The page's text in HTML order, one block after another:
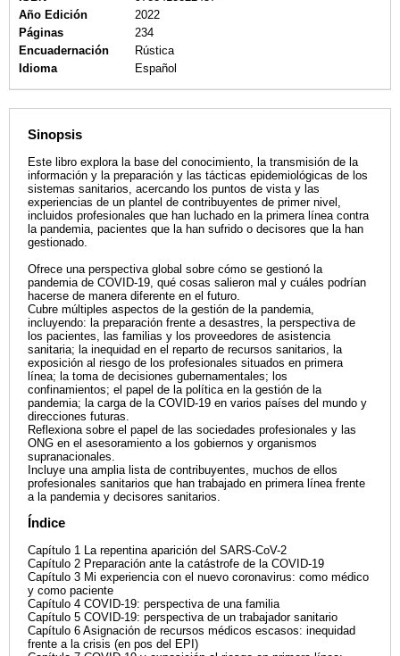
Año Edición
2022
Páginas
234
Encuadernación
Rústica
Idioma
Español
Sinopsis
Este libro explora la base del conocimiento, la transmisión de la
información y la preparación y las tácticas epidemiológicas de los
sistemas sanitarios, acercando los puntos de vista y las
experiencias de un plantel de contribuyentes de primer nivel,
incluidos profesionales que han luchado en la primera línea contra
la pandemia, pacientes que la han sufrido o decisores que la han
gestionado.
Ofrece una perspectiva global sobre cómo se gestionó la
pandemia de COVID-19, qué cosas salieron mal y cuáles podrían
hacerse de manera diferente en el futuro.
Cubre múltiples aspectos de la gestión de la pandemia,
incluyendo: la preparación frente a desastres, la perspectiva de
los pacientes, las familias y los proveedores de asistencia
sanitaria; la inequidad en el reparto de recursos sanitarios, la
exposición al riesgo de los profesionales situados en primera
línea; la toma de decisiones gubernamentales; los
confinamientos; el papel de la política en la gestión de la
pandemia; la carga de la COVID-19 en varios países del mundo y
direcciones futuras.
Reflexiona sobre el papel de las sociedades profesionales y las
ONG en el asesoramiento a los gobiernos y organismos
supranacionales.
Incluye una amplia lista de contribuyentes, muchos de ellos
profesionales sanitarios que han trabajado en primera línea frente
a la pandemia y decisores sanitarios.
Índice
Capítulo 1 La repentina aparición del SARS-CoV-2
Capítulo 2 Preparación ante la catástrofe de la COVID-19
Capítulo 3 Mi experiencia con el nuevo coronavirus: como médico
y como paciente
Capítulo 4 COVID-19: perspectiva de una familia
Capítulo 5 COVID-19: perspectiva de un trabajador sanitario
Capítulo 6 Asignación de recursos médicos escasos: inequidad
frente a la crisis (en pos del EPI)